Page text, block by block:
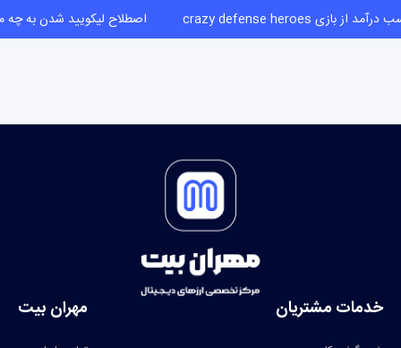
کسب درآمد از بازی crazy defense heroes اصطلاح لیکویید شدن به
خدمات مشتریان مهران بیت